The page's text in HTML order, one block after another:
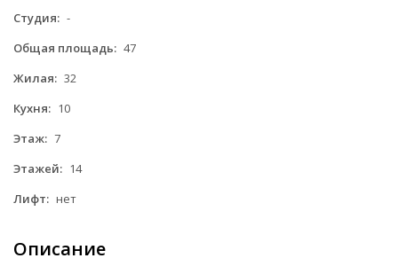
Студия: -
Общая площадь: 47
Жилая: 32
Кухня: 10
Этаж: 7
Этажей: 14
Лифт: нет
Описание